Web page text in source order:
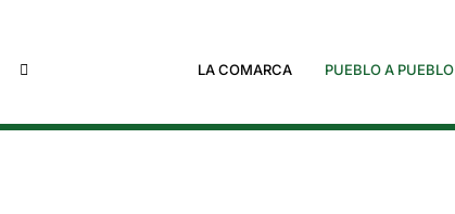
LA COMARCA PUEBLO A PUEBLO